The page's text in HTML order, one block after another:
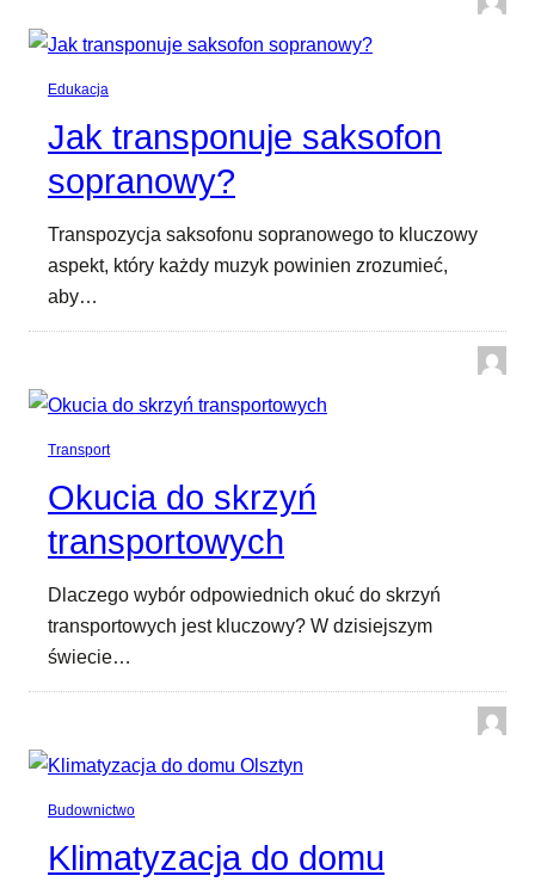
Edukacja
Jak transponuje saksofon
sopranowy?
Transpozycja saksofonu sopranowego to kluczowy
aspekt, który każdy muzyk powinien zrozumieć,
aby…
Transport
Okucia do skrzyń
transportowych
Dlaczego wybór odpowiednich okuć do skrzyń
transportowych jest kluczowy? W dzisiejszym
świecie…
Budownictwo
Klimatyzacja do domu